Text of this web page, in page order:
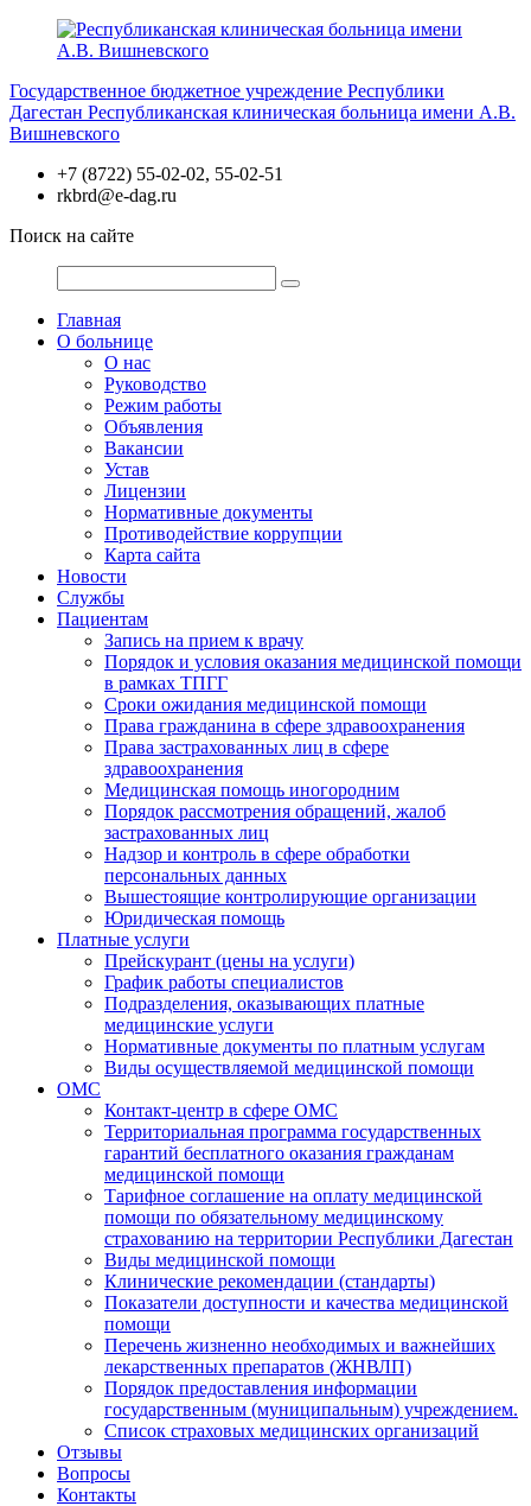
Перейти
Государственное бюджетное учреждение Республики
Дагестан Республиканская клиническая больница имени А.В.
Вишневского
+7 (8722) 55-02-02, 55-02-51
rkbrd@e-dag.ru
Поиск на сайте
Главная
О больнице
О нас
Руководство
Режим работы
Объявления
Вакансии
Устав
Лицензии
Нормативные документы
Противодействие коррупции
Карта сайта
Новости
Службы
Пациентам
Запись на прием к врачу
Порядок и условия оказания медицинской помощи
в рамках ТПГГ
Сроки ожидания медицинской помощи
Права гражданина в сфере здравоохранения
Права застрахованных лиц в сфере
здравоохранения
Медицинская помощь иногородним
Порядок рассмотрения обращений, жалоб
застрахованных лиц
Надзор и контроль в сфере обработки
персональных данных
Вышестоящие контролирующие организации
Юридическая помощь
Платные услуги
Прейскурант (цены на услуги)
График работы специалистов
Подразделения, оказывающих платные
медицинские услуги
Нормативные документы по платным услугам
Виды осуществляемой медицинской помощи
ОМС
Контакт-центр в сфере ОМС
Территориальная программа государственных
гарантий бесплатного оказания гражданам
медицинской помощи
Тарифное соглашение на оплату медицинской
помощи по обязательному медицинскому
страхованию на территории Республики Дагестан
Виды медицинской помощи
Клинические рекомендации (стандарты)
Показатели доступности и качества медицинской
помощи
Перечень жизненно необходимых и важнейших
лекарственных препаратов (ЖНВЛП)
Порядок предоставления информации
государственным (муниципальным) учреждением.
Список страховых медицинских организаций
Отзывы
Вопросы
Контакты